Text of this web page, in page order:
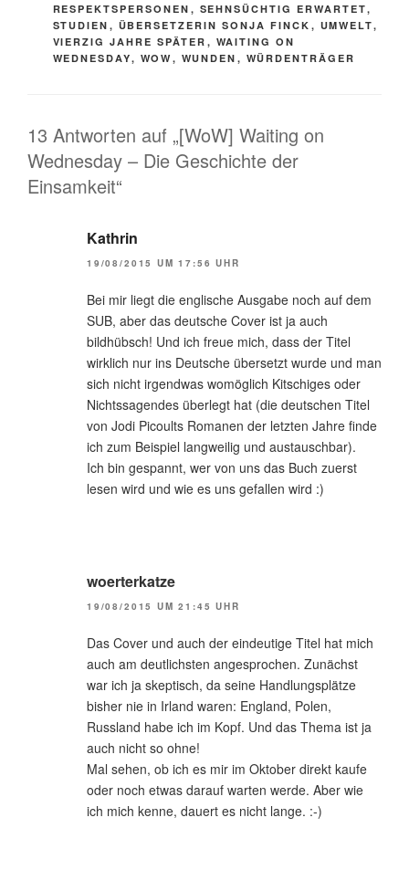
RESPEKTSPERSONEN , SEHNSÜCHTIG ERWARTET,
STUDIEN , ÜBERSETZERIN SONJA FINCK , UMWELT,
VIERZIG JAHRE SPÄTER , WAITING ON
WEDNESDAY, WOW , WUNDEN , WÜRDENTRÄGER
13 Antworten auf „[WoW] Waiting on
Wednesday – Die Geschichte der
Einsamkeit“
Kathrin
19/08/2015 UM 17:56 UHR
Bei mir liegt die englische Ausgabe noch auf dem
SUB, aber das deutsche Cover ist ja auch
bildhübsch! Und ich freue mich, dass der Titel
wirklich nur ins Deutsche übersetzt wurde und man
sich nicht irgendwas womöglich Kitschiges oder
Nichtssagendes überlegt hat (die deutschen Titel
von Jodi Picoults Romanen der letzten Jahre finde
ich zum Beispiel langweilig und austauschbar).
Ich bin gespannt, wer von uns das Buch zuerst
lesen wird und wie es uns gefallen wird :)
woerterkatze
19/08/2015 UM 21:45 UHR
Das Cover und auch der eindeutige Titel hat mich
auch am deutlichsten angesprochen. Zunächst
war ich ja skeptisch, da seine Handlungsplätze
bisher nie in Irland waren: England, Polen,
Russland habe ich im Kopf. Und das Thema ist ja
auch nicht so ohne!
Mal sehen, ob ich es mir im Oktober direkt kaufe
oder noch etwas darauf warten werde. Aber wie
ich mich kenne, dauert es nicht lange. :-)